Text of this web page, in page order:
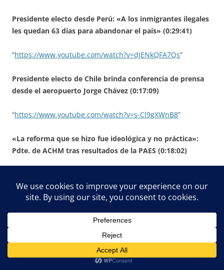
Presidente electo desde Perú: «A los inmigrantes ilegales
les quedan 63 días para abandonar el país» (0:29:41)
“https://www.youtube.com/watch?v=dJENkQFA7Qs”
Presidente electo de Chile brinda conferencia de prensa
desde el aeropuerto Jorge Chávez (0:17:09)
“https://www.youtube.com/watch?v=s-Cl9gXWnB8”
«La reforma que se hizo fue ideológica y no práctica»:
Pdte. de ACHM tras resultados de la PAES (0:18:02)
Alerta en el Estado: personas inhabilitadas para trabajar
con niños fueron contratadas (0:02:58)
https://www.youtube.com/watch?v=t-v-s_eEh9Q
Liceos emblematicos fuera del top 100 de mejores